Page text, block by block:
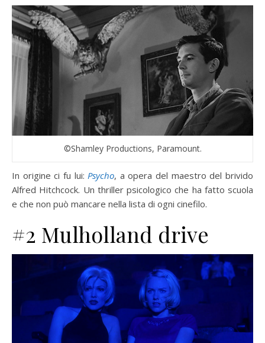
©Shamley Productions, Paramount.
In origine ci fu lui: Psycho, a opera del maestro del brivido
Alfred Hitchcock. Un thriller psicologico che ha fatto scuola
e che non può mancare nella lista di ogni cinefilo.
#2 Mulholland drive